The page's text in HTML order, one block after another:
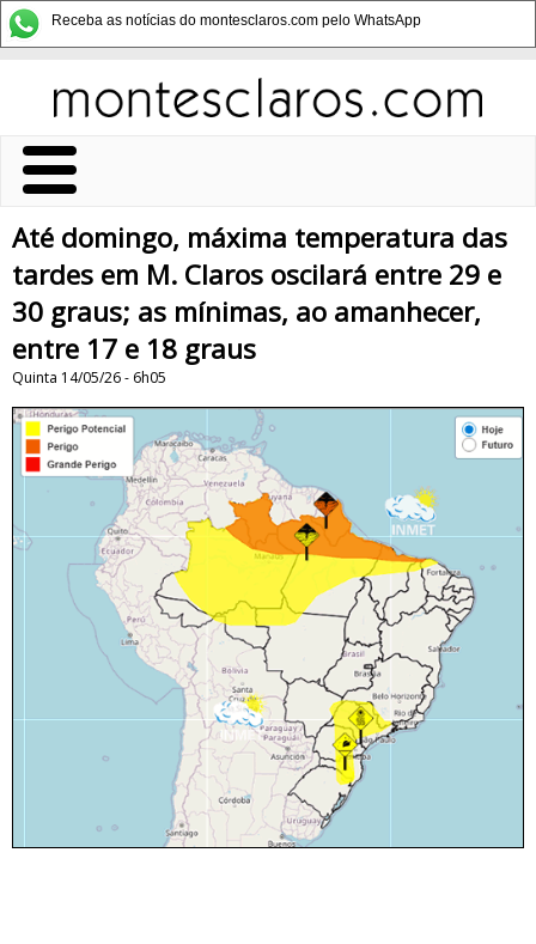
Receba as notícias do montesclaros.com pelo WhatsApp
Até domingo, máxima temperatura das
tardes em M. Claros oscilará entre 29 e
30 graus; as mínimas, ao amanhecer,
entre 17 e 18 graus
Quinta 14/05/26 - 6h05